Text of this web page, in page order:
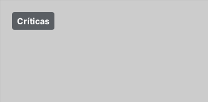
Críticas